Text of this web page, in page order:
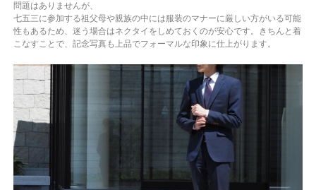
問題はありませんが、
七五三に参加する祖父母や親族の中には服装のマナーに厳しい方がいる可能
性もあるため、迷う場合はネクタイをしめておくのが安心です。きちんと着
こなすことで、記念写真も上品でフォーマルな印象に仕上がります。